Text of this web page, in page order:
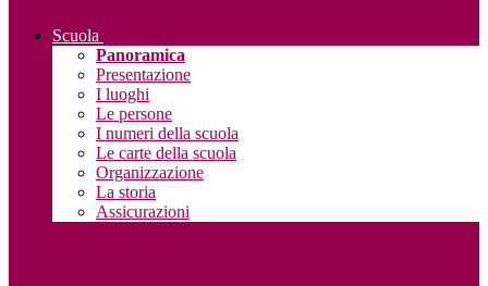
Scuola
Panoramica
Presentazione
I luoghi
Le persone
I numeri della scuola
Le carte della scuola
Organizzazione
La storia
Assicurazioni